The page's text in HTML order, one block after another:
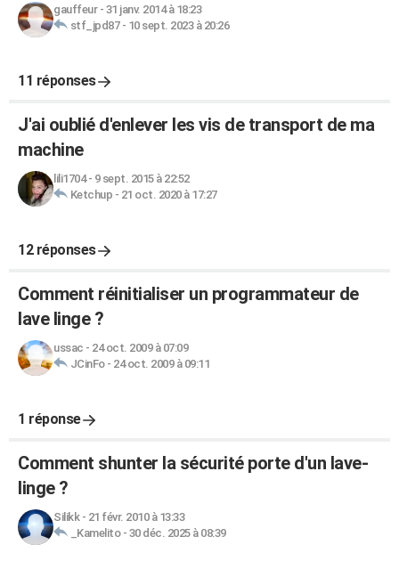
gauffeur- 31 janv. 2014 à 18:23
stf_jpd87- 10 sept. 2023 à 20:26
11 réponses
J'ai oublié d'enlever les vis de transport de ma
machine
lili1704- 9 sept. 2015 à 22:52
Ketchup - 21 oct. 2020 à 17:27
12 réponses
Comment réinitialiser un programmateur de
lave linge ?
ussac - 24 oct. 2009 à 07:09
JCinFo- 24 oct. 2009 à 09:11
1 réponse
Comment shunter la sécurité porte d'un lave-
linge ?
Silikk- 21 févr. 2010 à 13:33
_Kamelito- 30 déc. 2025 à 08:39